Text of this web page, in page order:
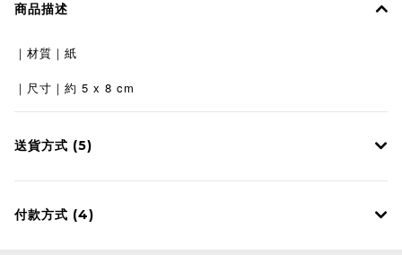
商品描述
｜材質｜紙
｜尺寸｜約 5 x 8 cm
送貨方式 (5)
付款方式 (4)